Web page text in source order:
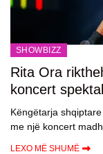
SHOWBIZZ
Rita Ora
koncert
Këngëtarja
me një koncert
LEXO MË SHUMË